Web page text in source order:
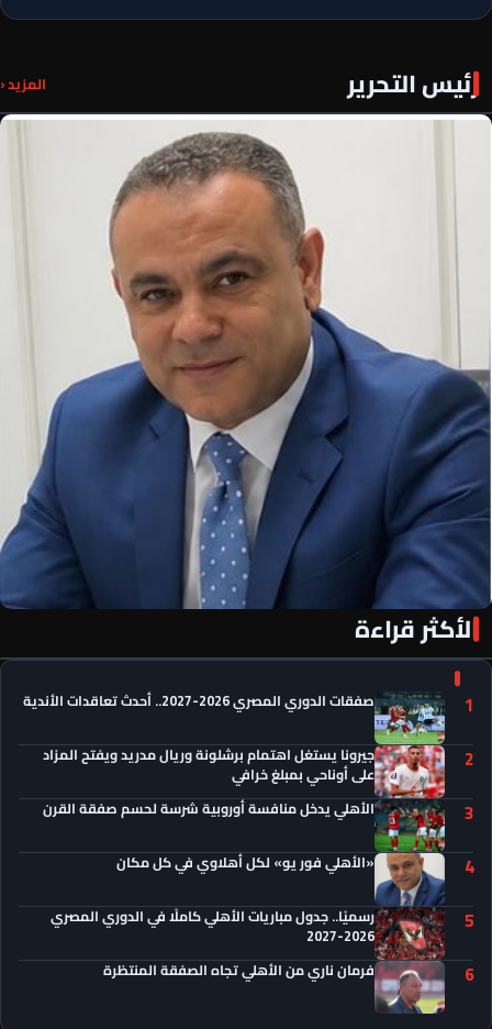
رئيس التحرير المزيد ‹
«الأهلي فور يو» لكل أهلاوي في كل مكان
الأكثر قراءة
1 صفقات الدوري المصري 2026-2027.. أحدث تعاقدات الأندية
2 جيرونا يستغل اهتمام برشلونة وريال مدريد ويفتح المزاد
على أوناحي بمبلغ خرافي
3 الأهلي يدخل منافسة أوروبية شرسة لحسم صفقة القرن
4 «الأهلي فور يو» لكل أهلاوي في كل مكان
5 رسميًا.. جدول مباريات الأهلي كاملًا في الدوري المصري
2026-2027
6 فرمان ناري من الأهلي تجاه الصفقة المنتظرة